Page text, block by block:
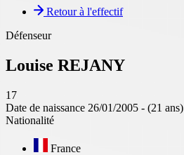
Retour à l'effectif
Défenseur
Louise REJANY
17
Date de naissance 26/01/2005 - (21 ans)
Nationalité
France